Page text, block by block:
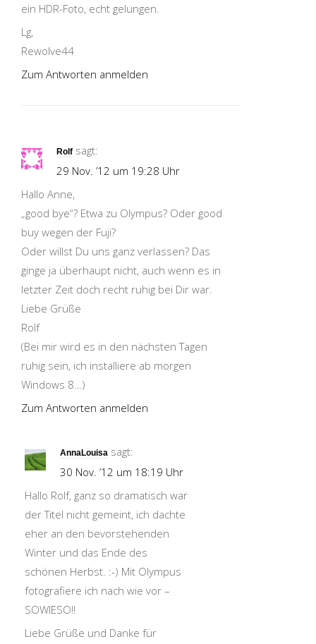
ein HDR-Foto, echt gelungen.
Lg,
Rewolve44
Zum Antworten anmelden
Rolf sagt:
29 Nov. ’12 um 19:28 Uhr
Hallo Anne,
„good bye“? Etwa zu Olympus? Oder good
buy wegen der Fuji?
Oder willst Du uns ganz verlassen? Das
ginge ja überhaupt nicht, auch wenn es in
letzter Zeit doch recht ruhig bei Dir war.
Liebe Grüße
Rolf
(Bei mir wird es in den nächsten Tagen
ruhig sein, ich installiere ab morgen
Windows 8…)
Zum Antworten anmelden
AnnaLouisa sagt:
30 Nov. ’12 um 18:19 Uhr
Hallo Rolf, ganz so dramatisch war
der Titel nicht gemeint, ich dachte
eher an den bevorstehenden
Winter und das Ende des
schönen Herbst. :-) Mit Olympus
fotografiere ich nach wie vor –
SOWIESO!!
Liebe Grüße und Danke für